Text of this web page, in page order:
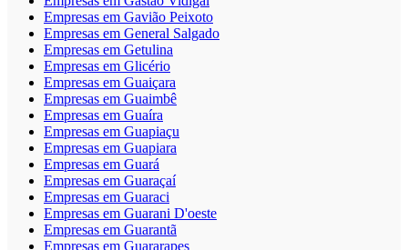
Empresas em Gavião Peixoto
Empresas em General Salgado
Empresas em Getulina
Empresas em Glicério
Empresas em Guaiçara
Empresas em Guaimbê
Empresas em Guaíra
Empresas em Guapiaçu
Empresas em Guapiara
Empresas em Guará
Empresas em Guaraçaí
Empresas em Guaraci
Empresas em Guarani D'oeste
Empresas em Guarantã
Empresas em Guararapes